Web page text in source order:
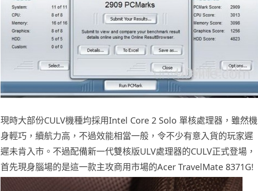
現時大部份CULV機種均採用Intel Core 2 Solo 單核處理器，雖然機
身輕巧，續航力高，不過效能相當一般，令不少有意入貨的玩家遲
遲未肯入市。不過配備新一代雙核版ULV處理器的CULV正式登場，
首先現身腦場的是這一款主攻商用市場的Acer TravelMate 8371G!